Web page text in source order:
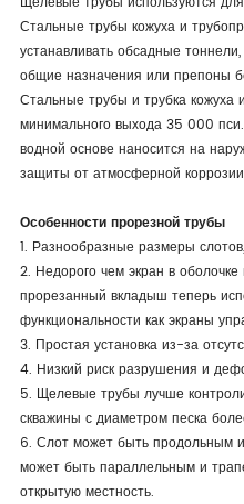
Стальные трубы кожуха и
устанавливать обсадные
общие назначения или препоны
Стальные трубы и трубка кожуха
минимального выхода 35 000
водной основе наносится на
защиты от атмосферной
Особенности прорезной трубы
1. Разнообразные размеры
2. Недорого чем экран в
прорезанный вкладыш теперь
функциональности как экраны
3. Простая установка из-за
4. Низкий риск разрушения и
5. Щелевые трубы лучше
скважины с диаметром песка
6. Слот может быть продольным
может быть параллельным и
открытую местность.